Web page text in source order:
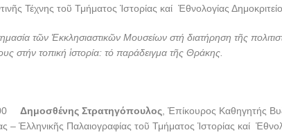
Τέχνης τοῦ Τμήματος Ἱστορίας καί Ἐθνολογίας
τῶν Ἐκκλησιαστικῶν Μουσείων στή διατήρηση τῆς
στήν τοπική ἱστορία: τό παράδειγμα τῆς Θράκης.
Δημοσθένης Στρατηγόπουλος, Ἐπίκουρος Καθηγητής
– Ἑλληνικῆς Παλαιογραφίας τοῦ Τμήματος Ἱστορίας καί